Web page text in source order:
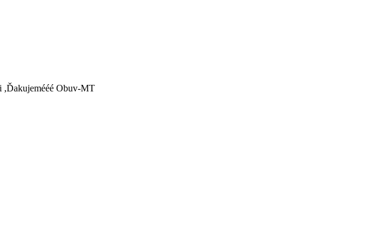
,Ďakujemééé Obuv-MT